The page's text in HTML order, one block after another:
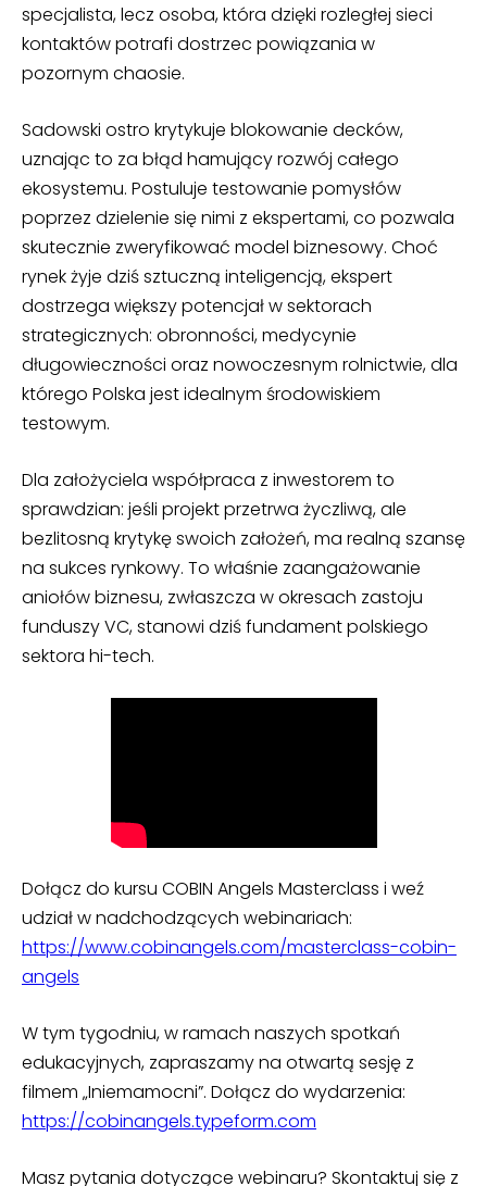
specjalista, lecz osoba, która dzięki rozległej sieci
kontaktów potrafi dostrzec powiązania w
pozornym chaosie.
Sadowski ostro krytykuje blokowanie decków,
uznając to za błąd hamujący rozwój całego
ekosystemu. Postuluje testowanie pomysłów
poprzez dzielenie się nimi z ekspertami, co pozwala
skutecznie zweryfikować model biznesowy. Choć
rynek żyje dziś sztuczną inteligencją, ekspert
dostrzega większy potencjał w sektorach
strategicznych: obronności, medycynie
długowieczności oraz nowoczesnym rolnictwie, dla
którego Polska jest idealnym środowiskiem
testowym.
Dla założyciela współpraca z inwestorem to
sprawdzian: jeśli projekt przetrwa życzliwą, ale
bezlitosną krytykę swoich założeń, ma realną szansę
na sukces rynkowy. To właśnie zaangażowanie
aniołów biznesu, zwłaszcza w okresach zastoju
funduszy VC, stanowi dziś fundament polskiego
sektora hi-tech.
Dołącz do kursu COBIN Angels Masterclass i weź
udział w nadchodzących webinariach:
https://www.cobinangels.com/masterclass-cobin-
angels
W tym tygodniu, w ramach naszych spotkań
edukacyjnych, zapraszamy na otwartą sesję z
filmem „Iniemamocni”. Dołącz do wydarzenia:
https://cobinangels.typeform.com
Masz pytania dotyczące webinaru? Skontaktuj się z